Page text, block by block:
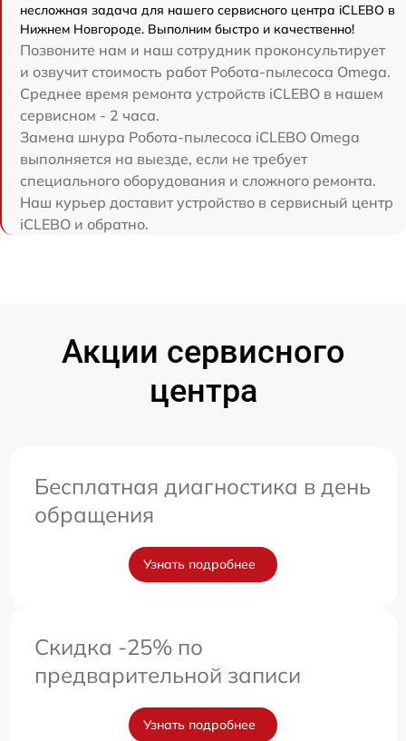
несложная задача для нашего сервисного центра iCLEBO в
Нижнем Новгороде. Выполним быстро и качественно!
Позвоните нам и наш сотрудник проконсультирует
и озвучит стоимость работ Робота-пылесоса Omega.
Среднее время ремонта устройств iCLEBO в нашем
сервисном - 2 часа.
Замена шнура Робота-пылесоса iCLEBO Omega
выполняется на выезде, если не требует
специального оборудования и сложного ремонта.
Наш курьер доставит устройство в сервисный центр
iCLEBO и обратно.
Акции сервисного
центра
Бесплатная диагностика в день
обращения
Узнать подробнее
Скидка -25% по
предварительной записи
Узнать подробнее